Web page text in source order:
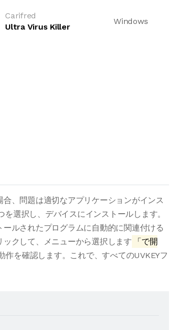
Carifred
Ultra Virus Killer
Windows
、問題は適切なアプリケーションがインス
選択し、デバイスにインストールします。
ルされたプログラムに自動的に関連付ける
クして、メニューから選択します
「で開
を確認します。これで、すべてのUVKEYフ